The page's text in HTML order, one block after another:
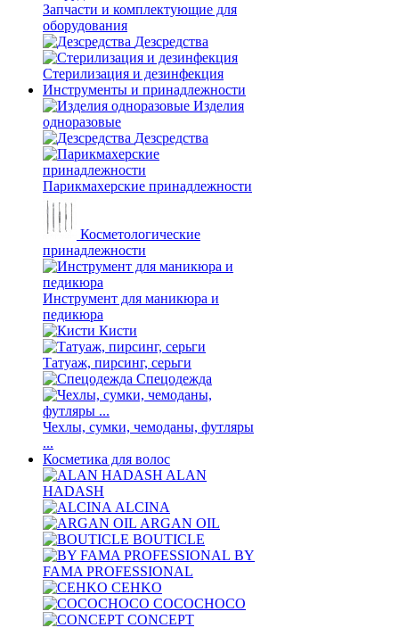
Запчасти и комплектующие для
оборудования
Дезсредства
Стерилизация и дезинфекция
Инструменты и принадлежности
Изделия
одноразовые
Дезсредства
Парикмахерские принадлежности
Косметологические
принадлежности
Инструмент для маникюра и
педикюра
Кисти
Татуаж, пирсинг, серьги
Спецодежда
Чехлы, сумки, чемоданы, футляры
...
Косметика для волос
ALAN
HADASH
ALCINA
ARGAN OIL
BOUTICLE
BY
FAMA PROFESSIONAL
CEHKO
COCOCHOCO
CONCEPT